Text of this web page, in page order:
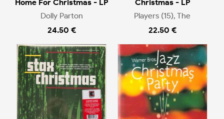
Home For Christmas - LP
Dolly Parton
24.50 €
Christmas - LP
Players (15), The
22.50 €